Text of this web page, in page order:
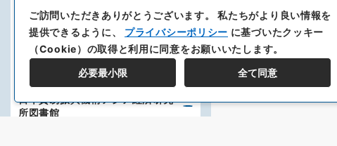
大分大学経済学部教育研究支援室
スタンフォード大学フーヴァー研
日本貿易振興機構アジア経済研究
所図書館
ご訪問いただきありがとうございます。私たちがより良い情報を
提供できるように、 プライバシーポリシー に基づいたクッキー
（Cookie）の取得と利用に同意をお願いいたします。
必要最小限 全て同意